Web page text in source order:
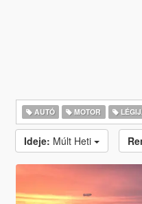
AUTÓ MOTOR
Ideje: Múlt Heti